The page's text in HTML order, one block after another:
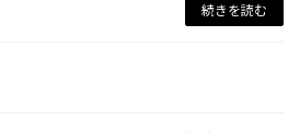
続きを読む